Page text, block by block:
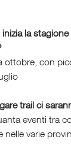
la
ottobre, con
trail ci
eventi tra
nelle varie